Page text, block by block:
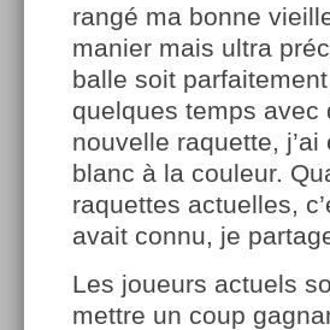
rangé ma bonne
manier mais ultra
balle soit
quelques temps avec
nouvelle raquette,
blanc à la couleur.
raquettes actuelles,
avait connu, je
Les joueurs actuels
mettre un coup